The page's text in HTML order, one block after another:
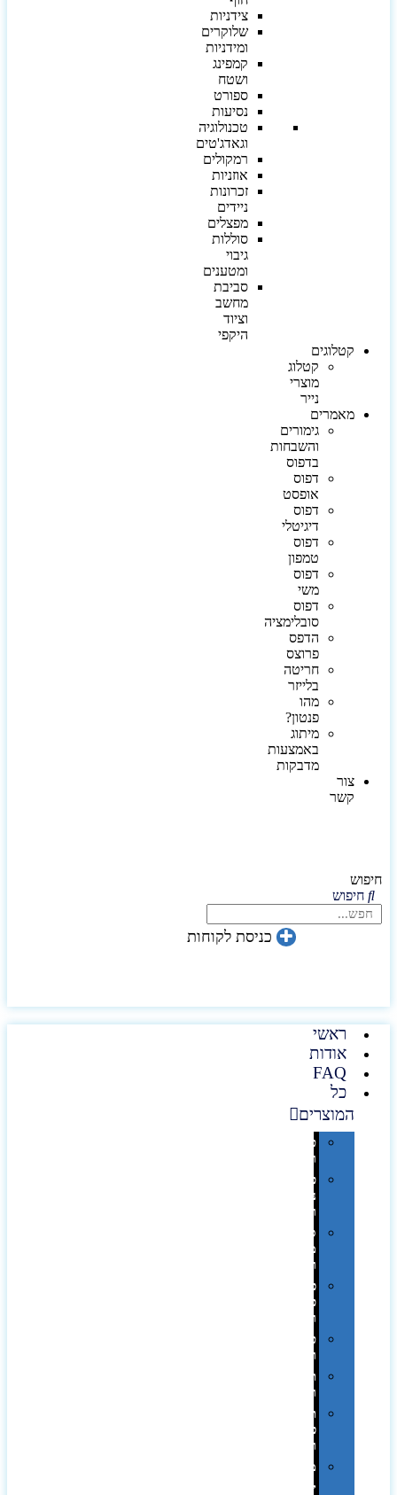
צידניות
שלוקרים
ומידניות
קמפינג
ושטח
ספורט
נסיעות
טכנולוגיה
וגאדג'טים
רמקולים
אוזניות
זכרונות
ניידים
מפצלים
סוללות
גיבוי
ומטענים
סביבת
מחשב
וציוד
היקפי
קטלוגים
קטלוג
מוצרי
נייר
מאמרים
גימורים
והשבחות
בדפוס
דפוס
אופסט
דפוס
דיגיטלי
דפוס
טמפון
דפוס
משי
דפוס
סובלימציה
הדפס
פרוצס
חריטה
בלייזר
מהו
פנטון?
מיתוג
באמצעות
מדבקות
צור
קשר
חיפוש
חיפוש
כניסת לקוחות
ראשי
אודות
FAQ
כל
המוצרים
טכנולוגיה
וגאדג'טים
פנאי,
נופש
ונסיעות
סביבת
משרד
ופרימיום
כלים,
פנסים
ורכב
טקסטיל
וחורף
תיקים
ומזוודות
תערוכות,
כנסים
ועוד…
מטבח
,חגים